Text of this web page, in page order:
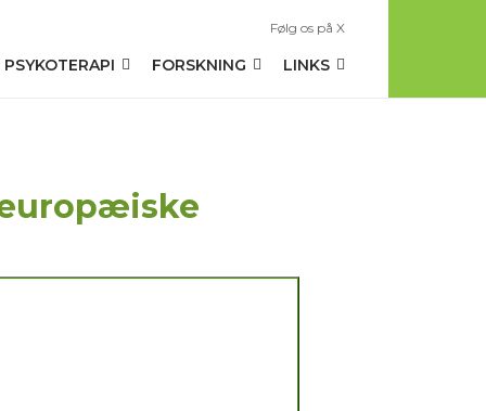
Følg os på X
PSYKOTERAPI FORSKNING LINKS